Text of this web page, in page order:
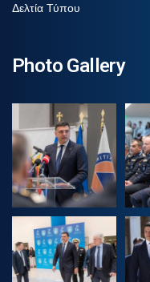
Δελτία Τύπου
Photo Gallery